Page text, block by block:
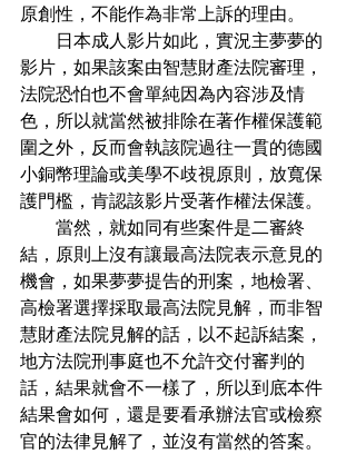
原創性，不能作為非常上訴的理由。
日本成人影片如此，實況主夢夢的
影片，如果該案由智慧財產法院審理，
法院恐怕也不會單純因為內容涉及情
色，所以就當然被排除在著作權保護範
圍之外，反而會執該院過往一貫的德國
小銅幣理論或美學不歧視原則，放寬保
護門檻，肯認該影片受著作權法保護。
當然，就如同有些案件是二審終
結，原則上沒有讓最高法院表示意見的
機會，如果夢夢提告的刑案，地檢署、
高檢署選擇採取最高法院見解，而非智
慧財產法院見解的話，以不起訴結案，
地方法院刑事庭也不允許交付審判的
話，結果就會不一樣了，所以到底本件
結果會如何，還是要看承辦法官或檢察
官的法律見解了，並沒有當然的答案。